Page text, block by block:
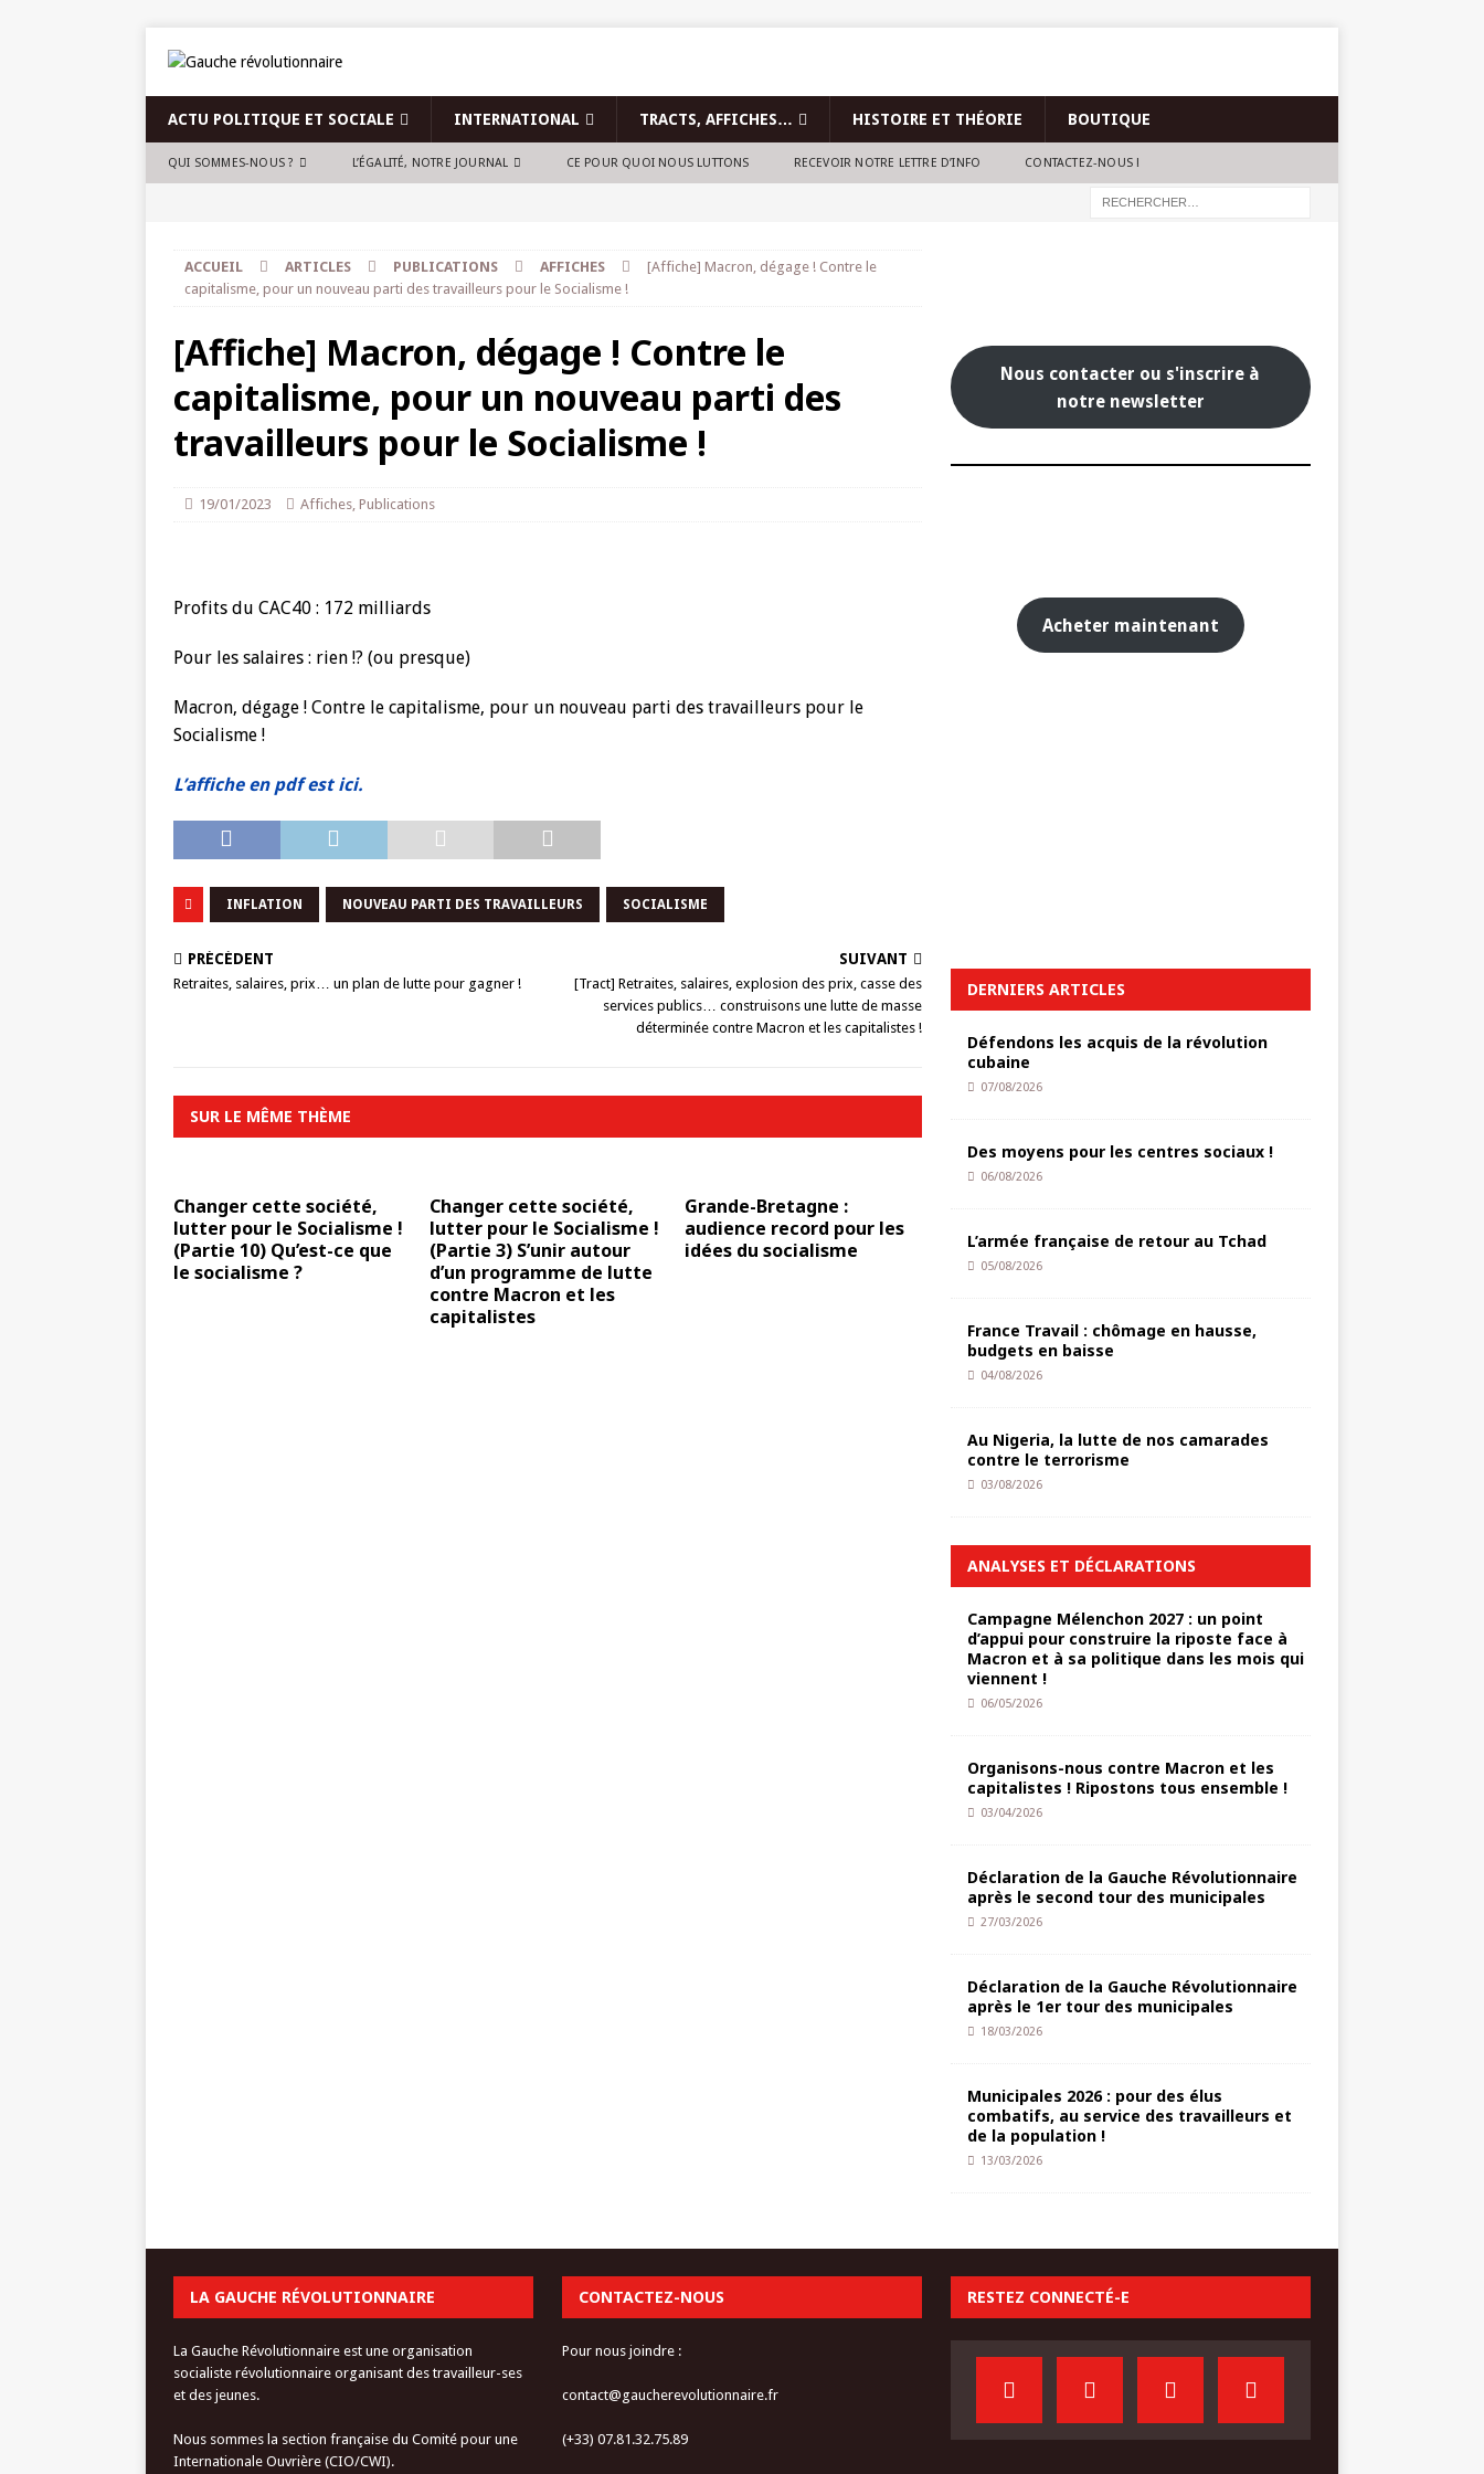
ACTU POLITIQUE ET SOCIALE INTERNATIONAL TRACTS, AFFICHES… HISTOIRE ET THÉORIE BOUTIQUE
QUI SOMMES-NOUS ? L’ÉGALITÉ, NOTRE JOURNAL CE POUR QUOI NOUS LUTTONS RECEVOIR NOTRE LETTRE D’INFO CONTACTEZ-NOUS !
ACCUEIL ARTICLES PUBLICATIONS AFFICHES
[Affiche] Macron, dégage ! Contre le
capitalisme, pour un nouveau parti des travailleurs pour le Socialisme !
[Affiche] Macron, dégage ! Contre le
capitalisme, pour un nouveau parti des
travailleurs pour le Socialisme !
19/01/2023 Affiches, Publications
Profits du CAC40 : 172 milliards
Pour les salaires : rien !? (ou presque)
Macron, dégage ! Contre le capitalisme, pour un nouveau parti des travailleurs pour le
Socialisme !
L’affiche en pdf est ici.
INFLATION NOUVEAU PARTI DES TRAVAILLEURS SOCIALISME
PRÉCÉDENT
Retraites, salaires, prix… un plan de lutte pour gagner !
SUIVANT
[Tract] Retraites, salaires, explosion des prix, casse des
services publics… construisons une lutte de masse
déterminée contre Macron et les capitalistes !
SUR LE MÊME THÈME
Changer cette société,
lutter pour le Socialisme !
(Partie 10) Qu’est-ce que
le socialisme ?
Changer cette société,
lutter pour le Socialisme !
(Partie 3) S’unir autour
d’un programme de lutte
contre Macron et les
capitalistes
Grande-Bretagne :
audience record pour les
idées du socialisme
Nous contacter ou s'inscrire à
notre newsletter
Acheter maintenant
DERNIERS ARTICLES
Défendons les acquis de la révolution
cubaine
07/08/2026
Des moyens pour les centres sociaux !
06/08/2026
L’armée française de retour au Tchad
05/08/2026
France Travail : chômage en hausse,
budgets en baisse
04/08/2026
Au Nigeria, la lutte de nos camarades
contre le terrorisme
03/08/2026
ANALYSES ET DÉCLARATIONS
Campagne Mélenchon 2027 : un point
d’appui pour construire la riposte face à
Macron et à sa politique dans les mois qui
viennent !
06/05/2026
Organisons-nous contre Macron et les
capitalistes ! Ripostons tous ensemble !
03/04/2026
Déclaration de la Gauche Révolutionnaire
après le second tour des municipales
27/03/2026
Déclaration de la Gauche Révolutionnaire
après le 1er tour des municipales
18/03/2026
Municipales 2026 : pour des élus
combatifs, au service des travailleurs et
de la population !
13/03/2026
LA GAUCHE RÉVOLUTIONNAIRE
La Gauche Révolutionnaire est une organisation
socialiste révolutionnaire organisant des travailleur-ses
et des jeunes.
Nous sommes la section française du Comité pour une
Internationale Ouvrière (CIO/CWI).
CONTACTEZ-NOUS
Pour nous joindre :
contact@gaucherevolutionnaire.fr
(+33) 07.81.32.75.89
RESTEZ CONNECTÉ-E